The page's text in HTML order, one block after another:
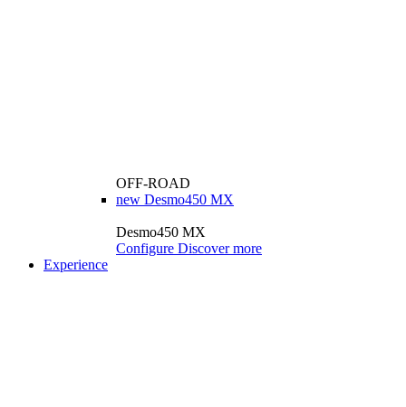
OFF-ROAD
new Desmo450 MX
Desmo450 MX
Configure Discover more
Experience